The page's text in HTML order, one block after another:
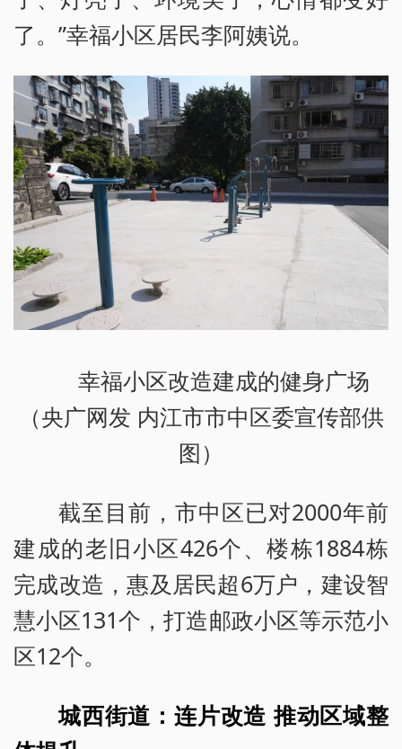
了。”幸福小区居民李阿姨说。
幸福小区改造建成的健身广场
（央广网发 内江市市中区委宣传部供
图）
截至目前，市中区已对2000年前
建成的老旧小区426个、楼栋1884栋
完成改造，惠及居民超6万户，建设智
慧小区131个，打造邮政小区等示范小
区12个。
城西街道：连片改造 推动区域整